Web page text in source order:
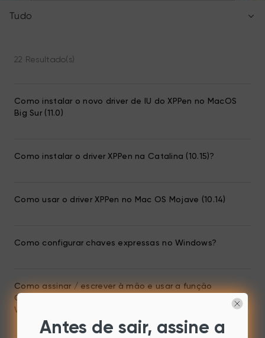
Tudo
22 Resultado(s)
Como instalar o novo driver de IU do XPPen no MacOS
Big Sur (11.0)
Como instalar o driver XPPen na Catalina (10.15)?
Como usar o driver XPPen no Mac OS Mojave (10.14)
Como configurar chaves expressas no Windows?
Como assinar / escrever à mão e usar a função
Conversão de tinta para matemática no office 2019 de
Win10?
Antes de sair, assine a